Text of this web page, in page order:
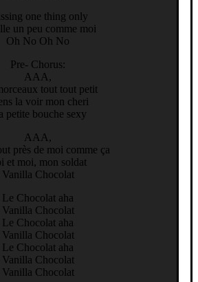
one thing only
un peu comme moi
Oh No Oh No
Pre- Chorus:
AAA,
tout tout petit
la voir mon cheri
petite bouche sexy
AAA,
près de moi comme ça
et moi, mon soldat
Vanilla Chocolat
Le Chocolat aha
Vanilla Chocolat
Le Chocolat aha
Vanilla Chocolat
Le Chocolat aha
Vanilla Chocolat
Vanilla Chocolat